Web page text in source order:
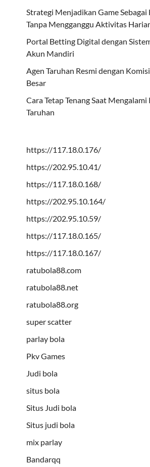
Strategi Menjadikan Game Sebagai
Tanpa Mengganggu Aktivitas
Portal Betting Digital dengan
Akun Mandiri
Agen Taruhan Resmi dengan
Besar
Cara Tetap Tenang Saat Mengalami
Taruhan
https://117.18.0.176/
https://202.95.10.41/
https://117.18.0.168/
https://202.95.10.164/
https://202.95.10.59/
https://117.18.0.165/
https://117.18.0.167/
ratubola88.com
ratubola88.net
ratubola88.org
super scatter
parlay bola
Pkv Games
Judi bola
situs bola
Situs Judi bola
Situs judi bola
mix parlay
Bandarqq